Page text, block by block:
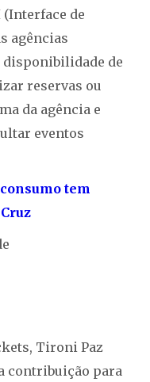
(Interface de
agências
disponibilidade de
reservas ou
da agência e
eventos
tem
Tironi Paz
contribuição para